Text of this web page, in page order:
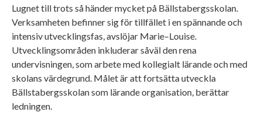
Lugnet till trots så händer mycket på Bällstabergsskolan.
Verksamheten befinner sig för tillfället i en spännande och
intensiv utvecklingsfas, avslöjar Marie–Louise.
Utvecklingsområden inkluderar såväl den rena
undervisningen, som arbete med kollegialt lärande och med
skolans värdegrund. Målet är att fortsätta utveckla
Bällstabergsskolan som lärande organisation, berättar
ledningen.